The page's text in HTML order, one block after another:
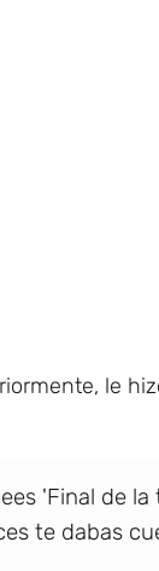
le
'Final de la
te dabas